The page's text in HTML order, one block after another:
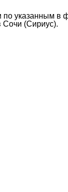
указанным в
Сочи (Сириус).